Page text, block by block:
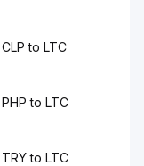
CLP to LTC
PHP to LTC
TRY to LTC